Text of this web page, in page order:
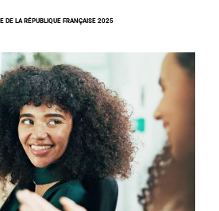
DE LA RÉPUBLIQUE FRANÇAISE 2025